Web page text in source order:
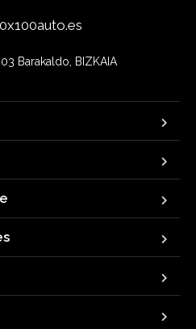
Barakaldo, BIZKAIA